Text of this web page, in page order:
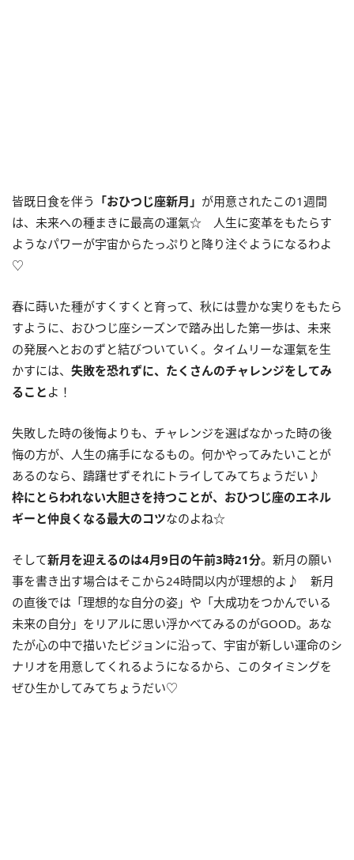
皆既日食を伴う 「おひつじ座新月」 が用意されたこの1週間
は、未来への種まきに最高の運氣☆ 人生に変革をもたらす
ようなパワーが宇宙からたっぷりと降り注ぐようになるわよ
♡
春に蒔いた種がすくすくと育って、秋には豊かな実りをもたら
すように、おひつじ座シーズンで踏み出した第一歩は、未来
の発展へとおのずと結びついていく。タイムリーな運氣を生
かすには、 失敗を恐れずに、たくさんのチャレンジをしてみ
ること よ！
失敗した時の後悔よりも、チャレンジを選ばなかった時の後
悔の方が、人生の痛手になるもの。何かやってみたいことが
あるのなら、躊躇せずそれにトライしてみてちょうだい♪
枠にとらわれない大胆さを持つことが、おひつじ座のエネル
ギーと仲良くなる最大のコツなのよね☆
そして新月を迎えるのは4月9日の午前3時21分。新月の願い
事を書き出す場合はそこから24時間以内が理想的よ♪ 新月
の直後では「理想的な自分の姿」や「大成功をつかんでいる
未来の自分」をリアルに思い浮かべてみるのがGOOD。あな
たが心の中で描いたビジョンに沿って、宇宙が新しい運命のシ
ナリオを用意してくれるようになるから、このタイミングを
ぜひ生かしてみてちょうだい♡